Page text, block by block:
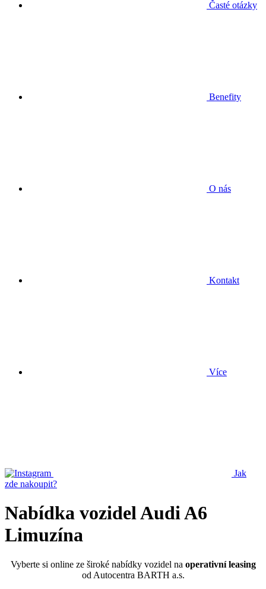
Časté otázky
Benefity
O nás
Kontakt
Více
Jak
zde nakoupit?
Nabídka vozidel Audi A6
Limuzína
Vyberte si online ze široké nabídky vozidel na operativní leasing
od Autocentra BARTH a.s.